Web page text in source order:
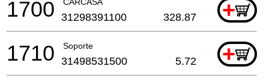
+
1700 31298391100 328.87
Soporte +
1710 31498531500 5.72